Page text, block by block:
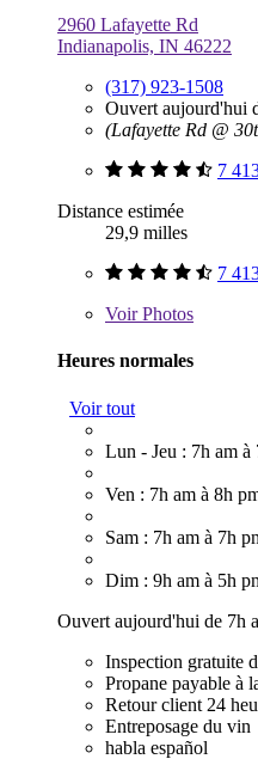
2960 Lafayette Rd
Indianapolis, IN 46222
(317) 923-1508
Ouvert aujourd'hui
(Lafayette Rd @
7
Distance estimée
29,9 milles
7
VoirPhotos
Heures normales
Voir tout
Lun - Jeu : 7h am à
Ven : 7h am à 8h
Sam : 7h am à 7h
Dim : 9h am à 5h
Ouvert aujourd'hui de 7h
Inspection gratuite
Propane payable à
Retour client 24
Entreposage du vin
habla español